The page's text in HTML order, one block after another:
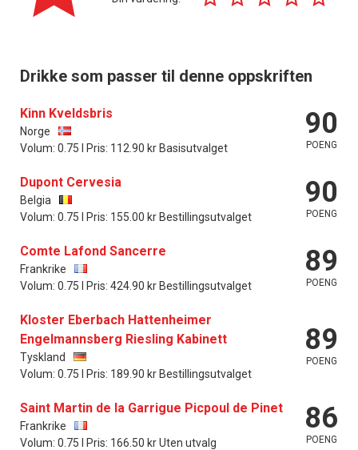
Drikke som passer til denne oppskriften
Kinn Kveldsbris
Norge
Volum: 0.75 l Pris: 112.90 kr Basisutvalget
90
POENG
Dupont Cervesia
Belgia
Volum: 0.75 l Pris: 155.00 kr Bestillingsutvalget
90
POENG
Comte Lafond Sancerre
Frankrike
Volum: 0.75 l Pris: 424.90 kr Bestillingsutvalget
89
POENG
Kloster Eberbach Hattenheimer
Engelmannsberg Riesling Kabinett
Tyskland
Volum: 0.75 l Pris: 189.90 kr Bestillingsutvalget
89
POENG
Saint Martin de la Garrigue Picpoul de Pinet
Frankrike
Volum: 0.75 l Pris: 166.50 kr Uten utvalg
86
POENG